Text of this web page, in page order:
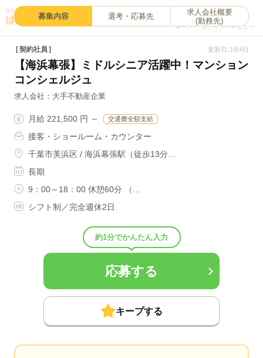
キープ
0
ログイン メニュー
募集内容 選考・応募先
求人会社概要
(勤務先)
契約社員 更新日:3月4日
【海浜幕張】ミドルシニア活躍中！マンション
コンシェルジュ
求人会社 大手不動産企業
月給 221,500 円 ～ 交通費全額支給
接客・ショールーム・カウンター
千葉市美浜区 / 海浜幕張駅（徒歩13分…
長期
9：00～18：00 休憩60分 （…
シフト制／完全週休2日
約1分でかんたん入力
応募する
キープする